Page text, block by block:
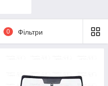
0 Фільтри